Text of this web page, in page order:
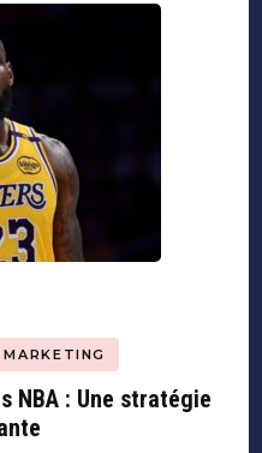
NBA : Une stratégie